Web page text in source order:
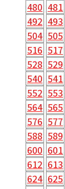
480 481
492 493
504 505
516 517
528 529
540 541
552 553
564 565
576 577
588 589
600 601
612 613
624 625